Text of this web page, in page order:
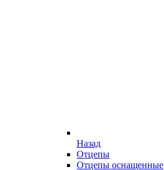
Назад
Отцепы
Отцепы оснащенные